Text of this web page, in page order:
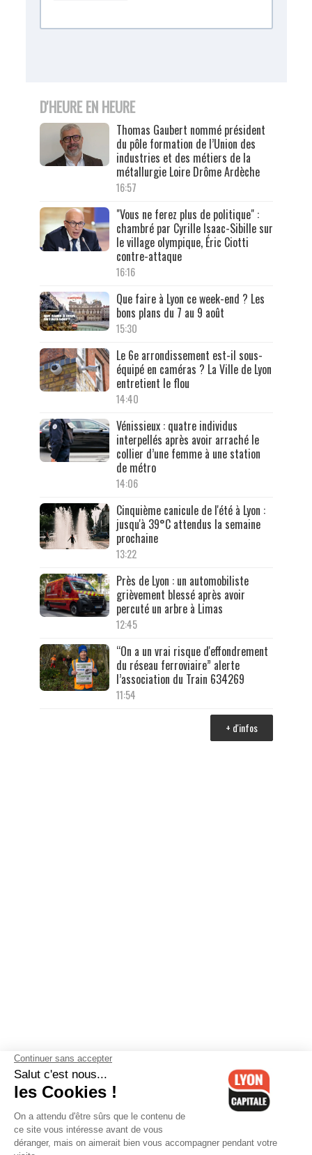
D'HEURE EN HEURE
Thomas Gaubert nommé président
du pôle formation de l’Union des
industries et des métiers de la
métallurgie Loire Drôme Ardèche
16:57
"Vous ne ferez plus de politique" :
chambré par Cyrille Isaac-Sibille sur
le village olympique, Éric Ciotti
contre-attaque
16:16
Que faire à Lyon ce week-end ? Les
bons plans du 7 au 9 août
15:30
Le 6e arrondissement est-il sous-
équipé en caméras ? La Ville de Lyon
entretient le flou
14:40
Vénissieux : quatre individus
interpellés après avoir arraché le
collier d’une femme à une station
de métro
14:06
Cinquième canicule de l'été à Lyon :
jusqu'à 39°C attendus la semaine
prochaine
13:22
Près de Lyon : un automobiliste
grièvement blessé après avoir
percuté un arbre à Limas
12:45
“On a un vrai risque d'effondrement
du réseau ferroviaire” alerte
l’association du Train 634269
11:54
+ d'infos